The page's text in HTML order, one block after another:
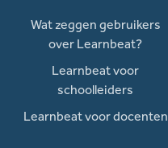
Wat zeggen gebruikers
over Learnbeat?
Learnbeat voor
schoolleiders
Learnbeat voor docenten